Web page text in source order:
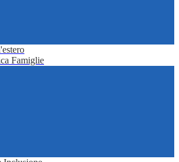
Famiglie